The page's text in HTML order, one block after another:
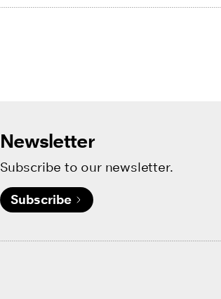
Newsletter
Subscribe to our newsletter.
Subscribe